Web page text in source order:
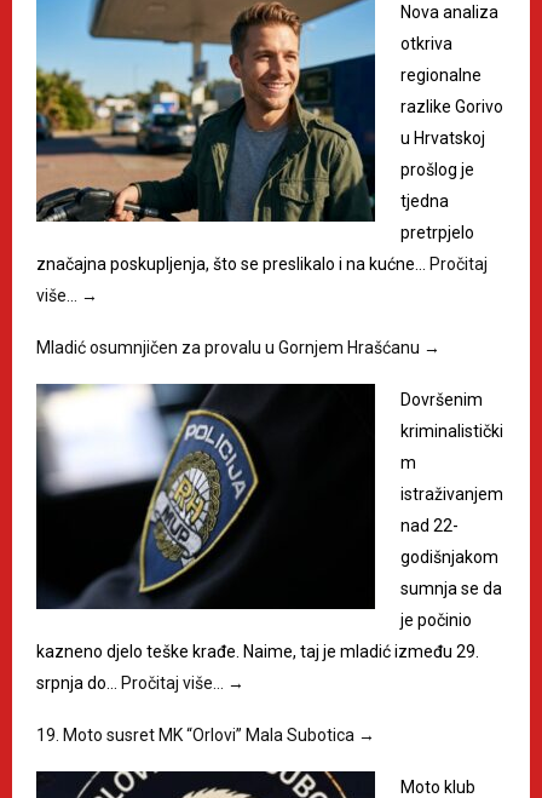
Nova analiza
otkriva
regionalne
razlike Gorivo
u Hrvatskoj
prošlog je
tjedna
pretrpjelo
značajna poskupljenja, što se preslikalo i na kućne… Pročitaj
više…
→
Mladić osumnjičen za provalu u Gornjem Hrašćanu →
Dovršenim
kriminalistički
m
istraživanjem
nad 22-
godišnjakom
sumnja se da
je počinio
kazneno djelo teške krađe. Naime, taj je mladić između 29.
srpnja do… Pročitaj više… →
19. Moto susret MK “Orlovi” Mala Subotica →
Moto klub